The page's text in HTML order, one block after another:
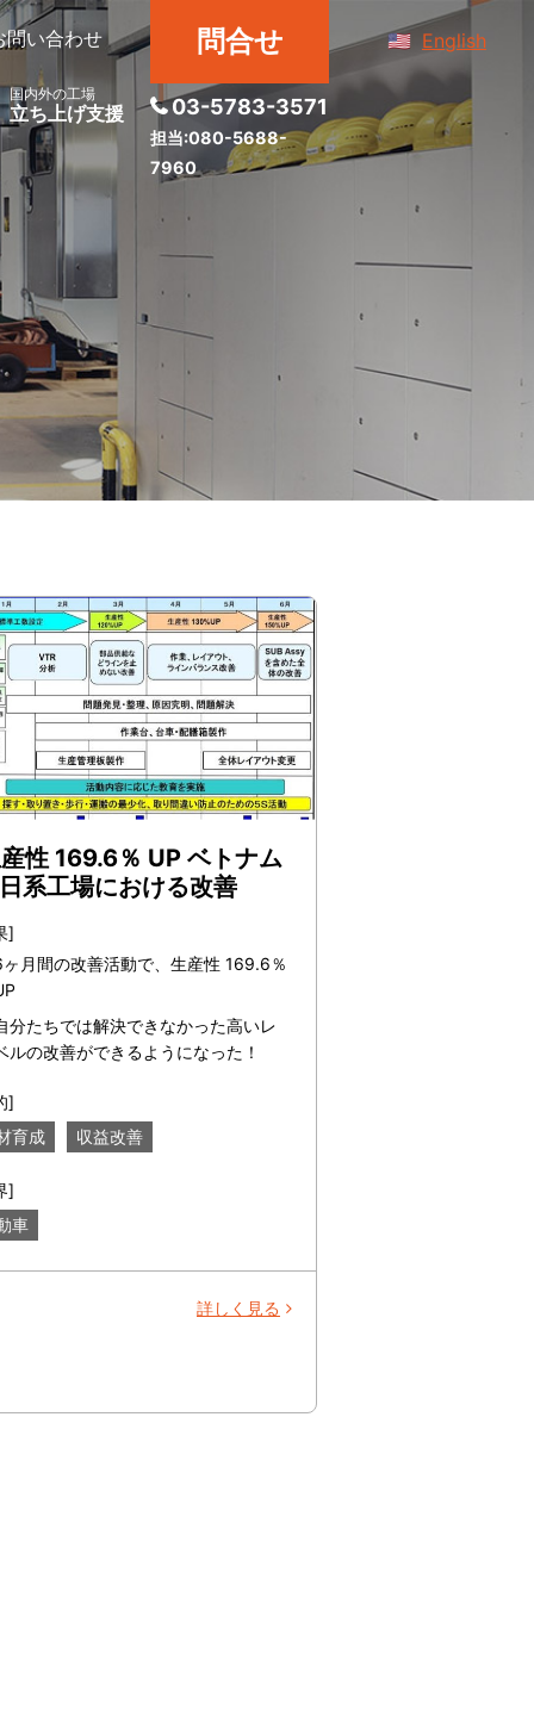
English
問い合わせ
国内外の工場
立ち上げ支援
問合せ
03-5783-3571
担当:080-5688-
7960
性 169.6％ UP ベトナム
日系工場における改善
]
月間の改善活動で、生産性 169.6％
分たちでは解決できなかった高いレ
ルの改善ができるようになった！
]
育成
収益改善
]
車
詳しく見る